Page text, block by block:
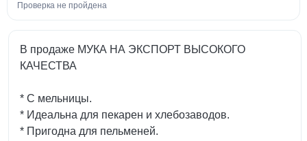
Проверка не пройдена
В продаже МУКА НА ЭКСПОРТ ВЫСОКОГО
КАЧЕСТВА
* С мельницы.
* Идеальна для пекарен и хлебозаводов.
* Пригодна для пельменей.